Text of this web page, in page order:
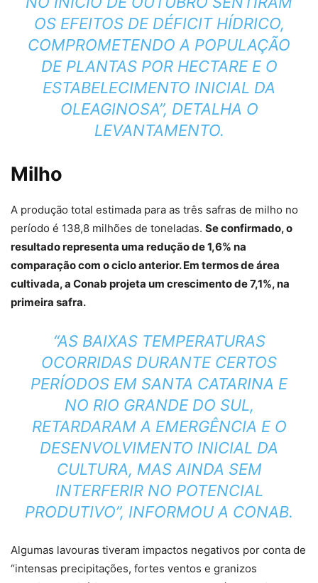
OS EFEITOS DE DÉFICIT HÍDRICO,
COMPROMETENDO A POPULAÇÃO
DE PLANTAS POR HECTARE E O
ESTABELECIMENTO INICIAL DA
OLEAGINOSA”, DETALHA O
LEVANTAMENTO.
Milho
A produção total estimada para as três safras de milho no
período é 138,8 milhões de toneladas. Se confirmado, o
resultado representa uma redução de 1,6% na
comparação com o ciclo anterior. Em termos de área
cultivada, a Conab projeta um crescimento de 7,1%, na
primeira safra.
“AS BAIXAS TEMPERATURAS
OCORRIDAS DURANTE CERTOS
PERÍODOS EM SANTA CATARINA E
NO RIO GRANDE DO SUL,
RETARDARAM A EMERGÊNCIA E O
DESENVOLVIMENTO INICIAL DA
CULTURA, MAS AINDA SEM
INTERFERIR NO POTENCIAL
PRODUTIVO”, INFORMOU A CONAB.
Algumas lavouras tiveram impactos negativos por conta de
“intensas precipitações, fortes ventos e granizos